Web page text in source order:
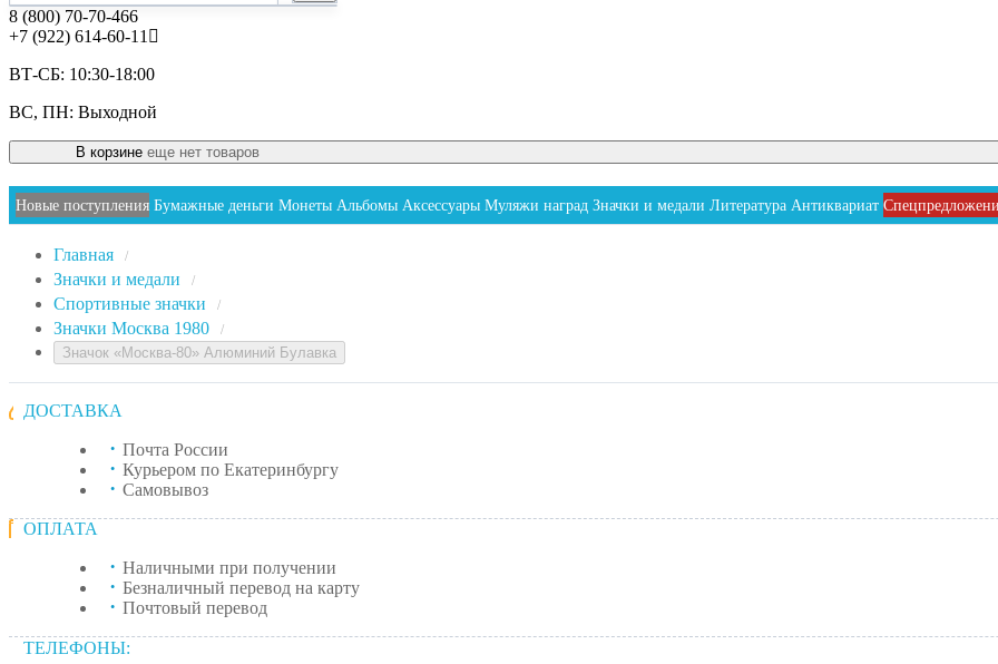
8 (800) 70-70-466
+7 (922) 614-60-11
ВТ-СБ: 10:30-18:00
ВС, ПН: Выходной
В корзине еще нет товаров
Новые поступления Бумажные деньги Монеты Альбомы Аксессуары Муляжи наград Значки и медали Литература Антиквариат
Главная /
Значки и медали /
Спортивные значки /
Значки Москва 1980 /
Значок «Москва-80» Алюминий Булавка
ДОСТАВКА
Почта России
Курьером по Екатеринбургу
Самовывоз
ОПЛАТА
Наличными при получении
Безналичный перевод на карту
Почтовый перевод
ТЕЛЕФОНЫ: